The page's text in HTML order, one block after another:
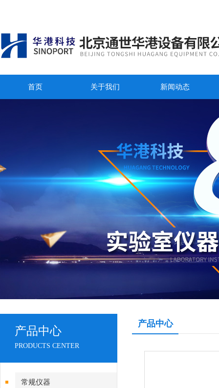
首页 关于我们 新闻动态
产品中心
PRODUCTS CENTER
常规仪器
产品中心